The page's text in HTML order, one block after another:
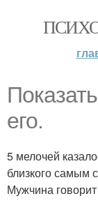
его.
5 мелочей
близкого самым
Мужчина